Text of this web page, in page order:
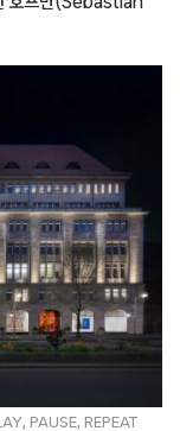
PAUSE, REPEAT